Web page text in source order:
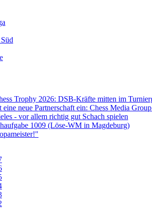
Trophy 2026: DSB-Kräfte mitten im
neue Partnerschaft ein: Chess Media
- vor allem richtig gut Schach spielen
1009 (Löse-WM in Magdeburg)